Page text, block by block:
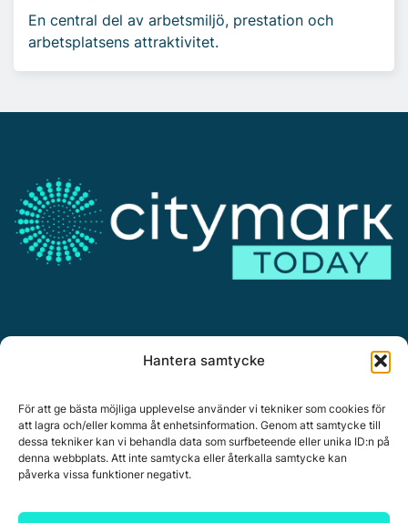
Hantera samtycke
För att ge bästa möjliga upplevelse använder vi tekniker som cookies för
att lagra och/eller komma åt enhetsinformation. Genom att samtycke till
dessa tekniker kan vi behandla data som surfbeteende eller unika ID:n på
denna webbplats. Att inte samtycka eller återkalla samtycke kan
påverka vissa funktioner negativt.
En central del av arbetsmiljö, prestation och
arbetsplatsens attraktivitet.
Personuppgiftspolicy
www.citymark.se, Tel. växel 0651-15050,Policy för